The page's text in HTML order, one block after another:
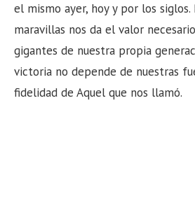
el mismo ayer, hoy y por los siglos.
maravillas nos da el valor
gigantes de nuestra propia
victoria no depende de nuestras
fidelidad de Aquel que nos llamó.